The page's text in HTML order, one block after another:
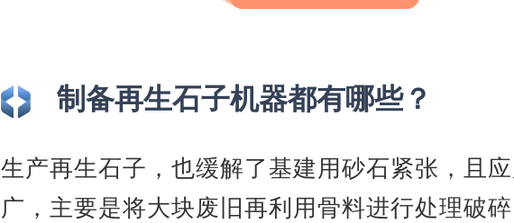
制备再生石子机器都有哪些？
生产再生石子，也缓解了基建用砂石紧张，且
广，主要是将大块废旧再利用骨料进行处理破